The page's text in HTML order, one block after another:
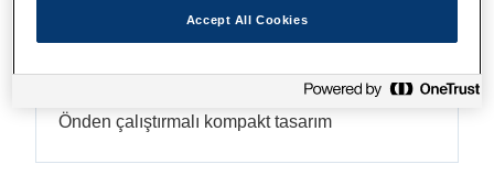
Alandan tasarruf
Önden çalıştırmalı kompakt tasarım
Accept All Cookies